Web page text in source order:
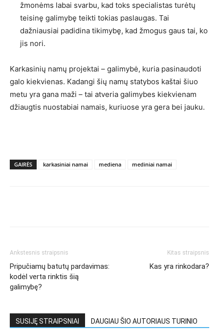
žmonėms labai svarbu, kad toks specialistas turėtų
teisinę galimybę teikti tokias paslaugas. Tai
dažniausiai padidina tikimybę, kad žmogus gaus tai, ko
jis nori.
Karkasinių namų projektai – galimybė, kuria pasinaudoti
galo kiekvienas. Kadangi šių namų statybos kaštai šiuo
metu yra gana maži – tai atveria galimybes kiekvienam
džiaugtis nuostabiai namais, kuriuose yra gera bei jauku.
GAIRĖS karkasiniai namai mediena mediniai namai
Ankstesnis straipsnis
Pripučiamų batutų pardavimas:
kodėl verta rinktis šią
galimybę?
Kitas straipsnis
Kas yra rinkodara?
SUSIJĘ STRAIPSNIAI DAUGIAU ŠIO AUTORIAUS TURINIO